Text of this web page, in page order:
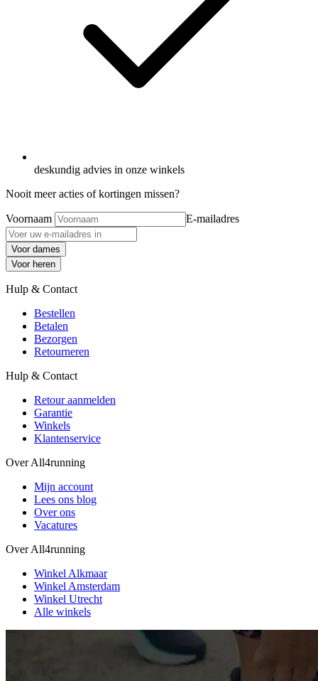
deskundig advies in onze winkels
Nooit meer acties of kortingen missen?
Voornaam E-mailadres
Voor dames
Voor heren
Hulp & Contact
Bestellen
Betalen
Bezorgen
Retourneren
Hulp & Contact
Retour aanmelden
Garantie
Winkels
Klantenservice
Over All4running
Mijn account
Lees ons blog
Over ons
Vacatures
Over All4running
Winkel Alkmaar
Winkel Amsterdam
Winkel Utrecht
Alle winkels